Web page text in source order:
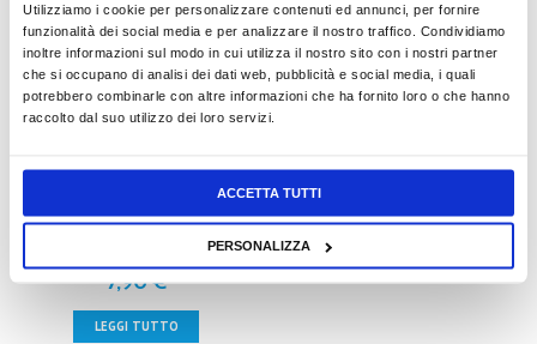
Utilizziamo i cookie per personalizzare contenuti ed annunci, per fornire
funzionalità dei social media e per analizzare il nostro traffico. Condividiamo
inoltre informazioni sul modo in cui utilizza il nostro sito con i nostri partner
che si occupano di analisi dei dati web, pubblicità e social media, i quali
potrebbero combinarle con altre informazioni che ha fornito loro o che hanno
raccolto dal suo utilizzo dei loro servizi.
ACCETTA TUTTI
PERSONALIZZA
7,90€
LEGGI TUTTO